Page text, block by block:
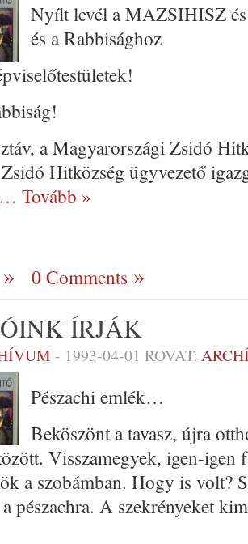
Nyílt levél a MAZSIHISZ
és a Rabbisághoz
a Magyarországi Zsidó
Hitközség ügyvezető
… Tovább »
0 Comments
ÍRJÁK
- 1993-04-01 ROVAT:
Pészachi emlék…
Beköszönt a tavasz, újra
Visszamegyek, igen-
a szobámban. Hogy is volt?
pészachra. A szekrényeket